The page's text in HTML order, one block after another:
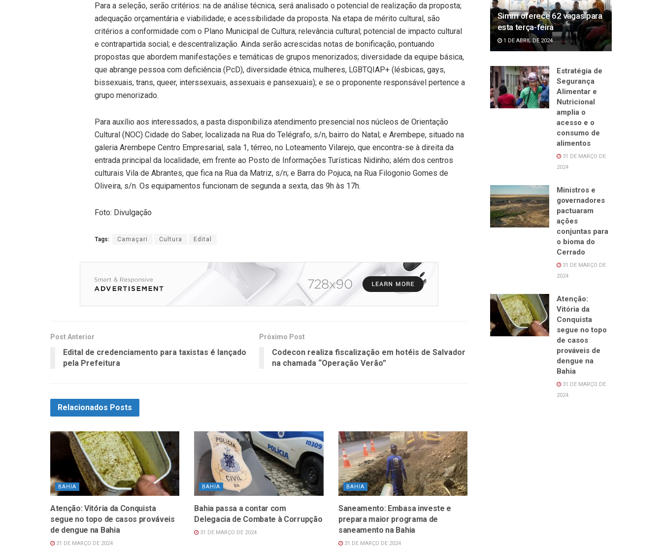
Para a seleção, serão critérios: na de análise técnica, será analisado o potencial de realização da proposta;
adequação orçamentária e viabilidade; e acessibilidade da proposta. Na etapa de mérito cultural, são
critérios a conformidade com o Plano Municipal de Cultura; relevância cultural; potencial de impacto cultural
e contrapartida social; e descentralização. Ainda serão acrescidas notas de bonificação, pontuando
propostas que abordem manifestações e temáticas de grupos menorizados; diversidade da equipe básica,
que abrange pessoa com deficiência (PcD), diversidade étnica, mulheres, LGBTQIAP+ (lésbicas, gays,
bissexuais, trans, queer, interssexuais, assexuais e pansexuais); e se o proponente responsável pertence a
grupo menorizado.
Para auxílio aos interessados, a pasta disponibiliza atendimento presencial nos núcleos de Orientação
Cultural (NOC) Cidade do Saber, localizada na Rua do Telégrafo, s/n, bairro do Natal; e Arembepe, situado na
galeria Arembepe Centro Empresarial, sala 1, térreo, no Loteamento Vilarejo, que encontra-se à direita da
entrada principal da localidade, em frente ao Posto de Informações Turísticas Nidinho; além dos centros
culturais Vila de Abrantes, que fica na Rua da Matriz, s/n; e Barra do Pojuca, na Rua Filogonio Gomes de
Oliveira, s/n. Os equipamentos funcionam de segunda a sexta, das 9h às 17h.
Foto: Divulgação
Tags: Camaçari Cultura Edital
Post Anterior
Edital de credenciamento para taxistas é lançado
pela Prefeitura
Próximo Post
Codecon realiza fiscalização em hotéis de Salvador
na chamada “Operação Verão”
Relacionados Posts
BAHIA
Atenção: Vitória da Conquista
segue no topo de casos prováveis
de dengue na Bahia
31 DE MARÇO DE 2024
BAHIA
Bahia passa a contar com
Delegacia de Combate à Corrupção
31 DE MARÇO DE 2024
BAHIA
Saneamento: Embasa investe e
prepara maior programa de
saneamento na Bahia
31 DE MARÇO DE 2024
Simm oferece 62 vagas para
esta terça-feira
1 DE ABRIL DE 2024
Estratégia de
Segurança
Alimentar e
Nutricional
amplia o
acesso e o
consumo de
alimentos
31 DE MARÇO DE
2024
Ministros e
governadores
pactuaram
ações
conjuntas para
o bioma do
Cerrado
31 DE MARÇO DE
2024
Atenção:
Vitória da
Conquista
segue no topo
de casos
prováveis de
dengue na
Bahia
31 DE MARÇO DE
2024